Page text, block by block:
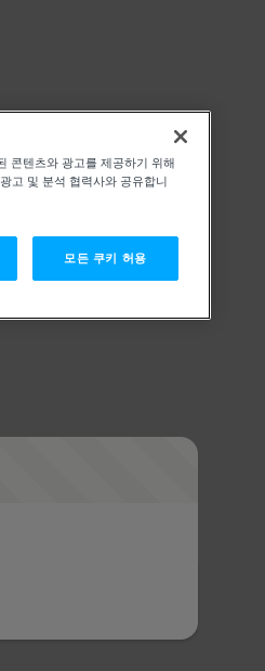
콘텐츠와 광고를 제공하기 위해
고 및 분석 협력사와 공유합니
모든 쿠키 허용